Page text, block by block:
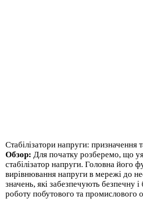
Стабілізатори напруги: призначення
Обзор: Для початку розберемо, що
стабілізатор напруги. Головна його
вирівнювання напруги в мережі до
значень, які забезпечують безпечну і
роботу побутового та промислового